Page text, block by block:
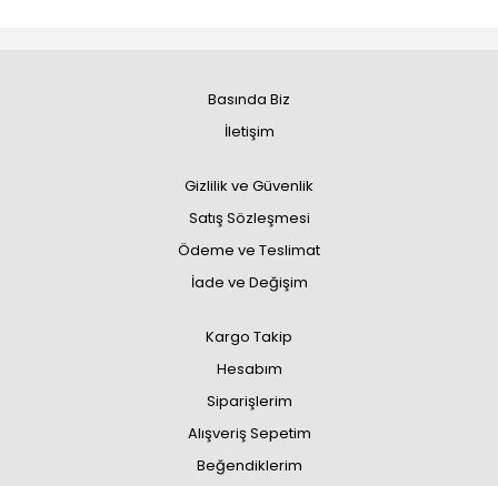
Basında Biz
İletişim
Gizlilik ve Güvenlik
Satış Sözleşmesi
Ödeme ve Teslimat
İade ve Değişim
Kargo Takip
Hesabım
Siparişlerim
Alışveriş Sepetim
Beğendiklerim